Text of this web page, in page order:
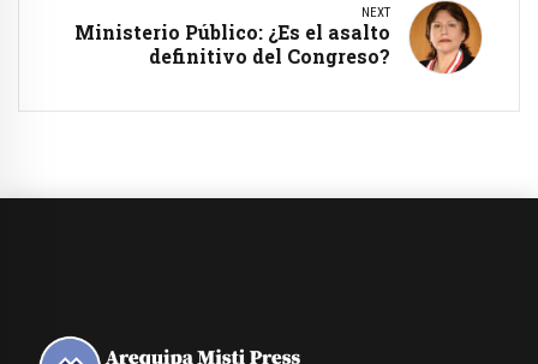
NEXT
Ministerio Público: ¿Es el asalto
definitivo del Congreso?